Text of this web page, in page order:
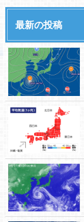
最新の投稿